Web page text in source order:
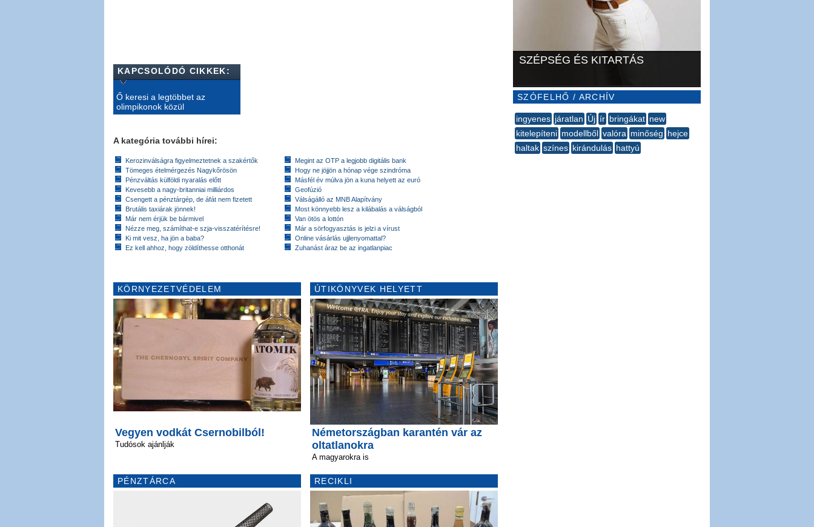
KAPCSOLÓDÓ CIKKEK:
Ő keresi a legtöbbet az
olimpikonok közül
A kategória további hírei:
Kerozinválságra figyelmeztetnek a szakértők
Tömeges ételmérgezés Nagykőrösön
Pénzváltás külföldi nyaralás előtt
Kevesebb a nagy-britanniai milliárdos
Csengett a pénztárgép, de áfát nem fizetett
Brutális taxiárak jönnek!
Már nem érjük be bármivel
Nézze meg, számíthat-e szja-visszatérítésre!
Ki mit vesz, ha jön a baba?
Ez kell ahhoz, hogy zöldíthesse otthonát
Megint az OTP a legjobb digitális bank
Hogy ne jöjjön a hónap vége szindróma
Másfél év múlva jön a kuna helyett az euró
Geofúzió
Válságálló az MNB Alapítvány
Most könnyebb lesz a kilábalás a válságból
Van ötös a lottón
Már a sörfogyasztás is jelzi a vírust
Online vásárlás ujjlenyomattal?
Zuhanást áraz be az ingatlanpiac
KÖRNYEZETVÉDELEM
Vegyen vodkát Csernobilból!
Tudósok ajánlják
PÉNZTÁRCA
ÚTIKÖNYVEK HELYETT
Németországban karantén vár az
oltatlanokra
A magyarokra is
RECIKLI
SZÉPSÉG ÉS KITARTÁS
SZÓFELHŐ / ARCHÍV
ingyenes járatlan Új ír bringákat new
kitelepíteni modellből valóra minőség hejce
haltak színes ​kirándulás hattyú